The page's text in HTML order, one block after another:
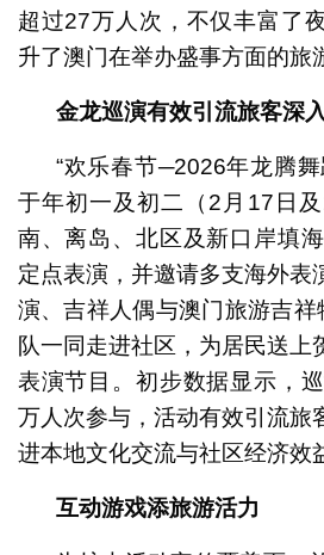
超过27万人次，不仅丰富了
升了澳门在举办盛事方面的旅
金龙巡演有效引流旅客深
“欢乐春节─2026年龙腾
于年初一及初二（2月17日
南、离岛、北区及新口岸填
定点表演，并邀请多支海外表
演、吉祥人偶与澳门旅游吉祥
队一同走进社区，为居民送上
表演节目。初步数据显示，
万人次参与，活动有效引流旅
进本地文化交流与社区经济效
互动游戏添旅游活力